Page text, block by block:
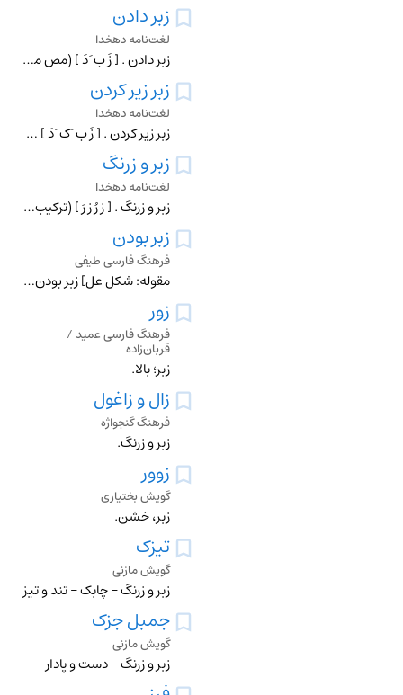
زبر دادن
لغت‌نامه دهخدا
زبر دادن . [ زَ ب َ دَ ] (مص مرکب ) مفتوح خواندن .
زبر زیر کردن
لغت‌نامه دهخدا
زبر زیر کردن . [ زَ ب َ ک َ دَ ] (مص مرکب ) واژگون ساختن بناء. ویران ساختن خانه . برهم زدن وضع و حالتی . باطل ساختن نقشه . از بین بردن آرامش یک زندگی . عالیهاسا
زبر و زرنگ
لغت‌نامه دهخدا
زبر و زرنگ . [ زِ رُ زِ رَ ] (ترکیب عطفی ، ص مرکب ) (در تداول ) چست و چالاک . رجوع به زبرزرنگ شود.
زبر بودن
فرهنگ فارسی طیفی
مقوله: شکل عل] زبر بودن ریش درآوردن زبر شدن، وز کردن
زور
فرهنگ فارسی عمید /
قربان‌زاده
زبر؛ بالا.
زال و زاغول
فرهنگ گنجواژه
زِبر و زرنگ.
زوور
گویش بختیاری
زبر، خشن.
تیزک
گویش مازنی
زبر و زرنگ – چابک – تند و تیز
جمبل جزک
گویش مازنی
زبر و زرنگ – دست و پادار